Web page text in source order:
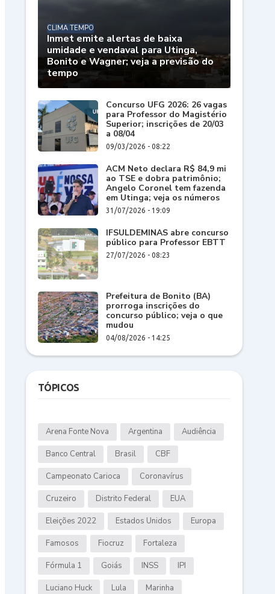
CLIMA TEMPO
Inmet emite alertas de baixa
umidade e vendaval para Utinga,
Bonito e Wagner; veja a previsão do
tempo
Concurso UFG 2026: 26 vagas
para Professor do Magistério
Superior; inscrições de 20/03
a 08/04
09/03/2026 - 08:22
ACM Neto declara R$ 84,9 mi
ao TSE e dobra patrimônio;
Angelo Coronel tem fazenda
em Utinga; veja os números
31/07/2026 - 19:09
IFSULDEMINAS abre concurso
público para Professor EBTT
27/07/2026 - 08:23
Prefeitura de Bonito (BA)
prorroga inscrições do
concurso público; veja o que
mudou
04/08/2026 - 14:25
TÓPICOS
Arena Fonte Nova Argentina Audiência
Banco Central Brasil CBF
Campeonato Carioca Coronavírus
Cruzeiro Distrito Federal EUA
Eleições 2022 Estados Unidos Europa
Famosos Fiocruz Fortaleza
Fórmula 1 Goiás INSS IPI
Luciano Huck Lula Marinha